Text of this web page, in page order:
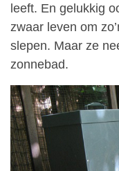
leeft. En gelukkig
zwaar leven om
slepen. Maar ze
zonnebad.